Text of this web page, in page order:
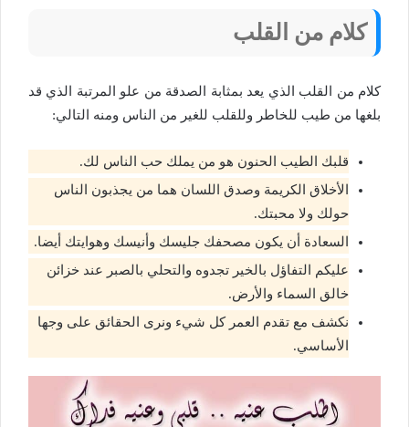
كلام من القلب
كلام من القلب الذي يعد بمثابة الصدقة من علو المرتبة الذي قد
بلغها من طيب للخاطر وللقلب للغير من الناس ومنه التالي:
قلبك الطيب الحنون هو من يملك حب الناس لك.
الأخلاق الكريمة وصدق اللسان هما من يجذبون الناس
حولك ولا محبتك.
السعادة أن يكون مصحفك جليسك وأنيسك وهوايتك أيضا.
عليكم التفاؤل بالخير تجدوه والتحلي بالصبر عند خزائن
خالق السماء والأرض.
نكشف مع تقدم العمر كل شيء ونرى الحقائق على وجها
الأساسي.